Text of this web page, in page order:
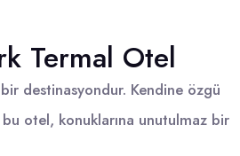
Termal Otel
destinasyondur. Kendine özgü
otel, konuklarına unutulmaz bir